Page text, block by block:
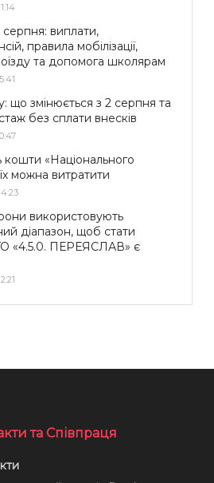
серпня: виплати,
правила мобілізації,
та допомога школярам
що змінюється з 2 серпня та
без сплати внесків
кошти «Національного
можна витратити
використовують
діапазон, щоб стати
«4.5.0. ПЕРЕЯСЛАВ» є
та Співпраця